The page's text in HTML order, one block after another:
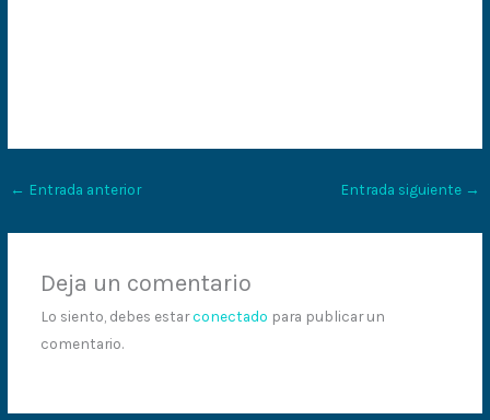
← Entrada anterior Entrada siguiente →
Deja un comentario
Lo siento, debes estarconectado para publicar un
comentario.